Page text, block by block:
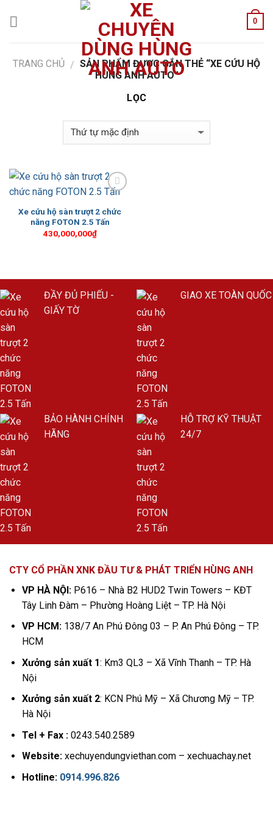
0
TRANG CHỦ / SẢN PHẨM ĐƯỢC GẮN THẺ “XE CỨU HỘ
HÙNG ANH AUTO”
LỌC
Wishlist
Xe cứu hộ sàn trượt 2 chức
năng FOTON 2.5 Tấn
430,000,000₫
ĐẦY ĐỦ PHIẾU -
GIẤY TỜ
GIAO XE TOÀN QUỐC
BẢO HÀNH CHÍNH
HÃNG
HỖ TRỢ KỸ THUẬT
24/7
CTY CỔ PHẦN XNK ĐẦU TƯ & PHÁT TRIỂN HÙNG ANH
VP HÀ NỘI:P616 – Nhà B2 HUD2 Twin Towers – KĐT
Tây Linh Đàm – Phường Hoàng Liệt – TP. Hà Nội
VP HCM:138/7 An Phú Đông 03 – P. An Phú Đông – TP.
HCM
Xưởng sản xuất 1: Km3 QL3 – Xã Vĩnh Thanh – TP. Hà
Nội
Xưởng sản xuất 2: KCN Phú Mỹ – Xã Chương Mỹ – TP.
Hà Nội
Tel + Fax :0243.540.2589
Website:xechuyendungviethan.com – xechuachay.net
Hotline: 0914.996.826